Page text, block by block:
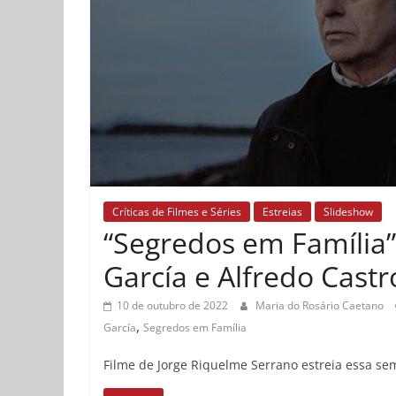
Críticas de Filmes e Séries Estreias Slideshow
“Segredos em
García e Alfredo
10 de outubro de 2022 Maria do Rosário Caetano
García, Segredos em Família
Filme de Jorge Riquelme Serrano estreia essa